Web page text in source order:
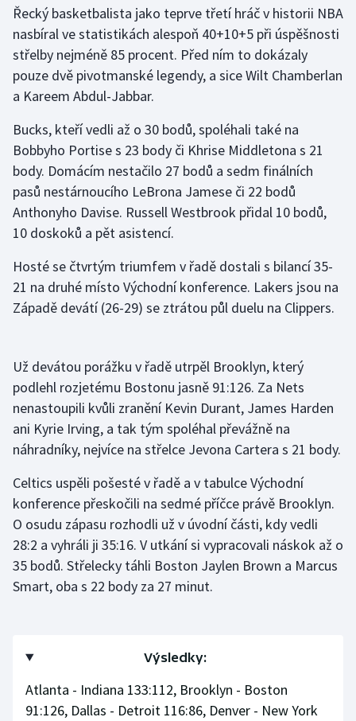
Stolní tenis
Triatlon
Veslování
Vodní slalom
Volejbal
Řecký basketbalista jako teprve třetí hráč v historii NBA
nasbíral ve statistikách alespoň 40+10+5 při úspěšnosti
střelby nejméně 85 procent. Před ním to dokázaly
pouze dvě pivotmanské legendy, a sice Wilt Chamberlan
a Kareem Abdul-Jabbar.
Bucks, kteří vedli až o 30 bodů, spoléhali také na
Bobbyho Portise s 23 body či Khrise Middletona s 21
body. Domácím nestačilo 27 bodů a sedm finálních
pasů nestárnoucího LeBrona Jamese či 22 bodů
Anthonyho Davise. Russell Westbrook přidal 10 bodů,
10 doskoků a pět asistencí.
Hosté se čtvrtým triumfem v řadě dostali s bilancí 35-
21 na druhé místo Východní konference. Lakers jsou na
Západě devátí (26-29) se ztrátou půl duelu na Clippers.
Už devátou porážku v řadě utrpěl Brooklyn, který
podlehl rozjetému Bostonu jasně 91:126. Za Nets
nenastoupili kvůli zranění Kevin Durant, James Harden
ani Kyrie Irving, a tak tým spoléhal převážně na
náhradníky, nejvíce na střelce Jevona Cartera s 21 body.
Celtics uspěli pošesté v řadě a v tabulce Východní
konference přeskočili na sedmé příčce právě Brooklyn.
O osudu zápasu rozhodli už v úvodní části, kdy vedli
28:2 a vyhráli ji 35:16. V utkání si vypracovali náskok až o
35 bodů. Střelecky táhli Boston Jaylen Brown a Marcus
Smart, oba s 22 body za 27 minut.
Výsledky:
Atlanta - Indiana 133:112, Brooklyn - Boston
91:126, Dallas - Detroit 116:86, Denver - New York